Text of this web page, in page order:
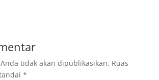
tidak akan dipublikasikan. Ruas
*